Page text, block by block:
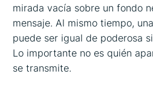
mirada vacía sobre un fondo
mensaje. Al mismo tiempo,
puede ser igual de poderosa
Lo importante no es quién
se transmite.